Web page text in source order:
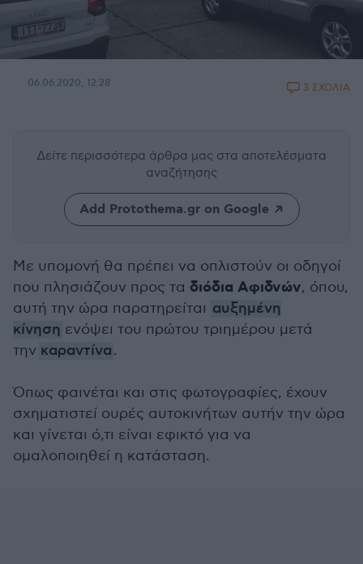
06.06.2020, 12:28 3 ΣΧΟΛΙΑ
Δείτε περισσότερα άρθρα μας στα αποτελέσματα
αναζήτησης
Add Protothema.gr on Google
Με υπομονή θα πρέπει να οπλιστούν οι οδηγοί
που πλησιάζουν προς τα διόδια Αφιδνών, όπου,
αυτή την ώρα παρατηρείται αυξημένη
κίνηση ενόψει του πρώτου τριημέρου μετά
την καραντίνα.
Όπως φαινέται και στις φωτογραφίες, έχουν
σχηματιστεί ουρές αυτοκινήτων αυτήν την ώρα
και γίνεται ό,τι είναι εφικτό για να
ομαλοποιηθεί η κατάσταση.